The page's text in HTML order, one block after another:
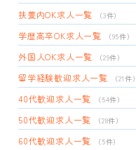
扶養内OK求人一覧 （3件）
学歴高卒OK求人一覧 （95件）
外国人OK求人一覧 （29件）
留学経験歓迎求人一覧 （21件）
40代歓迎求人一覧 （54件）
50代歓迎求人一覧 （28件）
60代歓迎求人一覧 （5件）